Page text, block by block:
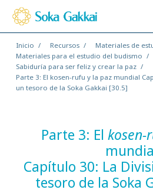
Inicio Recursos
Materiales de
Materiales para el estudio del budismo
Sabiduría para ser feliz y crear la paz
Parte 3: El kosen-rufu y la paz mundial
un tesoro de la Soka Gakkai [30.5]
Parte 3: El kosen-
Capítulo 30: La
tesoro de la Soka